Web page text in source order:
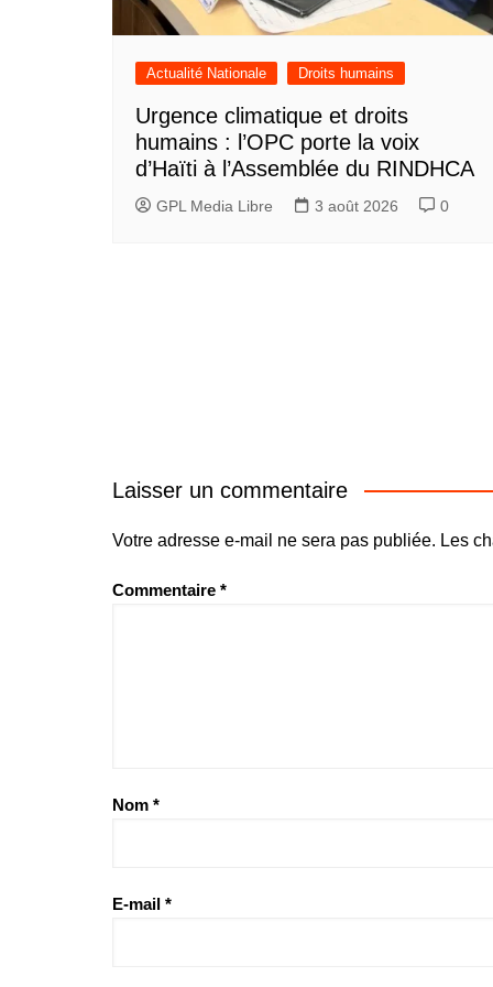
Actualité Nationale Droits humains
Urgence climatique et droits
humains : l’OPC porte la voix
d’Haïti à l’Assemblée du RINDHCA
GPL Media Libre 3 août 2026 0
Laisser un commentaire
Votre adresse e-mail ne sera pas publiée. Les
Commentaire *
Nom *
E-mail *